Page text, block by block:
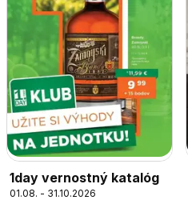
1day vernostný katalóg
01.08. - 31.10.2026